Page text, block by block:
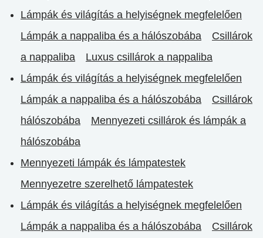
Lámpák és világítás a helyiségnek megfelelően
Lámpák a nappaliba és a hálószobába
Csillárok
a nappaliba
Luxus csillárok a nappaliba
Lámpák és világítás a helyiségnek megfelelően
Lámpák a nappaliba és a hálószobába
Csillárok
hálószobába
Mennyezeti csillárok és lámpák a
hálószobába
Mennyezeti lámpák és lámpatestek
Mennyezetre szerelhető lámpatestek
Lámpák és világítás a helyiségnek megfelelően
Lámpák a nappaliba és a hálószobába
Csillárok